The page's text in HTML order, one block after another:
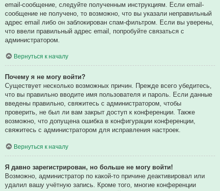
email-сообщение, следуйте полученным инструкциям. Если email-
сообщение не получено, то возможно, что вы указали неправильный
адрес email либо он заблокирован спам-фильтром. Если вы уверены,
что ввели правильный адрес email, попробуйте связаться с
администратором.
Вернуться к началу
Почему я не могу войти?
Существует несколько возможных причин. Прежде всего убедитесь,
что вы правильно вводите имя пользователя и пароль. Если данные
введены правильно, свяжитесь с администратором, чтобы
проверить, не был ли вам закрыт доступ к конференции. Также
возможно, что допущена ошибка в конфигурации конференции,
свяжитесь с администратором для исправления настроек.
Вернуться к началу
Я давно зарегистрирован, но больше не могу войти!
Возможно, администратор по какой-то причине деактивировал или
удалил вашу учётную запись. Кроме того, многие конференции